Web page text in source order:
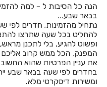
חדרים לפי שעה בעין יעקב
חדרים לפי שעה בעין
חדרים לפי שעה בעכו
חדרים לפי שעה בעמק
הנה כל הסיבות ל – למה
בבאר שבע...
נתחיל מהזמינות, חדרים
להחליט בכל שעה שתרצו
ופשוט להגיע, בלי לתכנן
המפנק, הכל ממש קרוב אליכם
את עניין הפרטיות שהוא
בחדרים לפי שעה בבאר שבע
ומשירות דיסקרטי מלא.